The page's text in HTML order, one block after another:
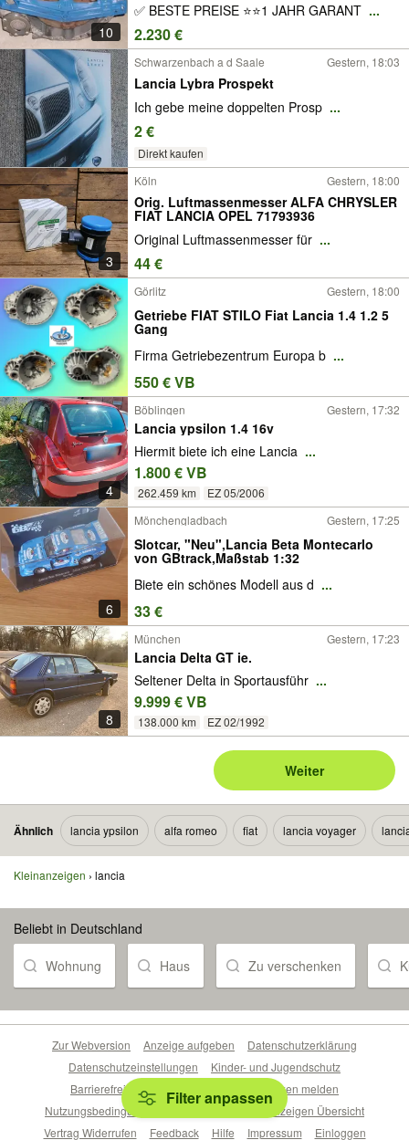
10
✅ BESTE PREISE ⭐⭐1 JAHR GARANT ...
2.230 €
Schwarzenbach a d Saale Gestern, 18:03
Lancia Lybra Prospekt
Ich gebe meine doppelten Prosp ...
2 €
Direkt kaufen
3
Köln Gestern, 18:00
Orig. Luftmassenmesser ALFA CHRYSLER
FIAT LANCIA OPEL 71793936
Original Luftmassenmesser für ...
44 €
Görlitz Gestern, 18:00
Getriebe FIAT STILO Fiat Lancia 1.4 1.2 5
Gang
Firma Getriebezentrum Europa b ...
550 € VB
4
Böblingen Gestern, 17:32
Lancia ypsilon 1.4 16v
Hiermit biete ich eine Lancia ...
1.800 € VB
262.459 km EZ 05/2006
6
Mönchengladbach Gestern, 17:25
Slotcar, "Neu",Lancia Beta Montecarlo
von GBtrack,Maßstab 1:32
Biete ein schönes Modell aus d ...
33 €
8
München Gestern, 17:23
Lancia Delta GT ie.
Seltener Delta in Sportausführ ...
9.999 € VB
138.000 km EZ 02/1992
Weiter
Ähnlich lancia ypsilon alfa romeo fiat lancia voyager
Kleinanzeigen lancia
Beliebt in Deutschland
Wohnung Haus Zu verschenken
Filter anpassen
Zur Webversion Anzeige aufgeben
Datenschutzerklärung
Datenschutzeinstellungen
Kinder- und Jugendschutz
Barrierefreiheitserklärung
Sicherheitslücken melden
Nutzungsbedingungen
Beliebte Suchen
Anzeigen Übersicht
Vertrag Widerrufen
Feedback Hilfe Impressum Einloggen